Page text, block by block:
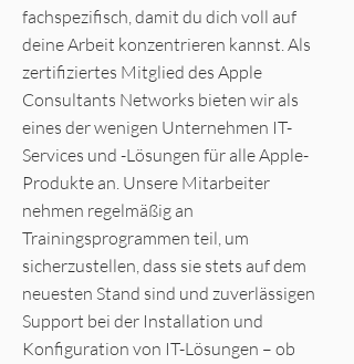
fachspezifisch, damit du dich voll auf
deine Arbeit konzentrieren kannst. Als
zertifiziertes Mitglied des Apple
Consultants Networks bieten wir als
eines der wenigen Unternehmen IT-
Services und -Lösungen für alle Apple-
Produkte an. Unsere Mitarbeiter
nehmen regelmäßig an
Trainingsprogrammen teil, um
sicherzustellen, dass sie stets auf dem
neuesten Stand sind und zuverlässigen
Support bei der Installation und
Konfiguration von IT-Lösungen – ob